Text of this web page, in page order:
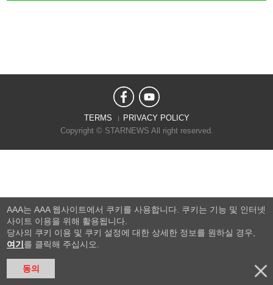
TERMS
PRIVACY POLICY
Copyright © STARNEWS All right reserved.
AAA는 AAA 웹사이트에서 쿠키를 사용합니다. 쿠키는 기능 및 인터넷
사이트 이용을 위해 활용됩니다.
당사의 쿠키 이용 및 쿠키 설정에 대한 상세한 정보를 원하실 경우,
여기 를 클릭해 주십시오.
동의